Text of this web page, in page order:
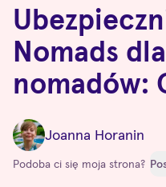
Nomads
nomadów:
Joanna Horanin
Podoba ci się moja strona?